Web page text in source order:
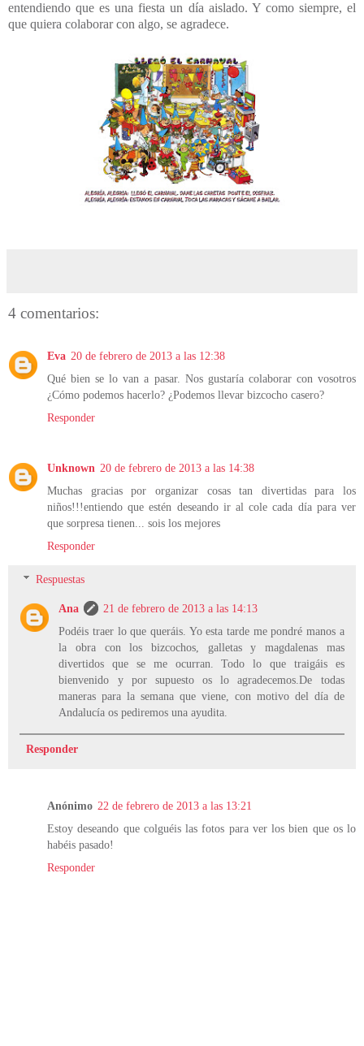
entendiendo que es una fiesta un día aislado. Y como siempre, el
que quiera colaborar con algo, se agradece.
4 comentarios:
Eva 20 de febrero de 2013 a las 12:38
Qué bien se lo van a pasar. Nos gustaría colaborar con vosotros
¿Cómo podemos hacerlo? ¿Podemos llevar bizcocho casero?
Responder
Unknown 20 de febrero de 2013 a las 14:38
Muchas gracias por organizar cosas tan divertidas para los
niños!!!entiendo que estén deseando ir al cole cada día para ver
que sorpresa tienen... sois los mejores
Responder
Respuestas
Ana
21 de febrero de 2013 a las 14:13
Podéis traer lo que queráis. Yo esta tarde me pondré manos a
la obra con los bizcochos, galletas y magdalenas mas
divertidos que se me ocurran. Todo lo que traigáis es
bienvenido y por supuesto os lo agradecemos.De todas
maneras para la semana que viene, con motivo del día de
Andalucía os pediremos una ayudita.
Responder
Anónimo 22 de febrero de 2013 a las 13:21
Estoy deseando que colguéis las fotos para ver los bien que os lo
habéis pasado!
Responder